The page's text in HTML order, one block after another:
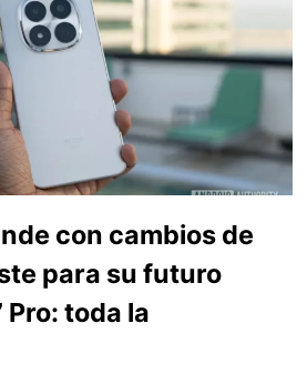
con cambios de
para su futuro
Pro: toda la